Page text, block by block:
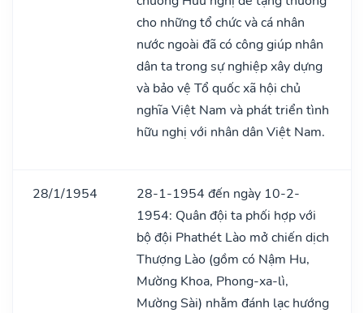
cho những tổ chức và cá nhân
nước ngoài đã có công giúp nhân
dân ta trong sự nghiệp xây dựng
và bảo vệ Tổ quốc xã hội chủ
nghĩa Việt Nam và phát triển tình
hữu nghị với nhân dân Việt Nam.
28/1/1954
28-1-1954 đến ngày 10-2-
1954: Quân đội ta phối hợp với
bộ đội Phathét Lào mở chiến dịch
Thượng Lào (gồm có Nậm Hu,
Mường Khoa, Phong-xa-lì,
Mường Sài) nhằm đánh lạc hướng